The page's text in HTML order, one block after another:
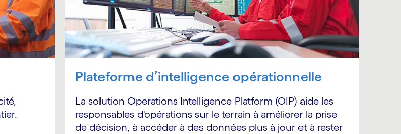
Plateforme d’intelligence opérationnelle
La solution Operations Intelligence Platform (OIP) aide les
responsables d'opérations sur le terrain à améliorer la prise
de décision, à accéder à des données plus à jour et à rester